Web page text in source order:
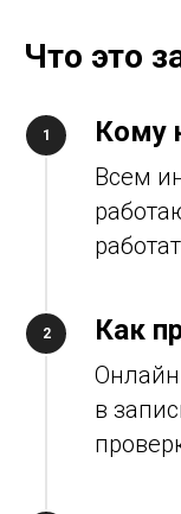
Что это
Кому
Всем
Как
Онлайн
в